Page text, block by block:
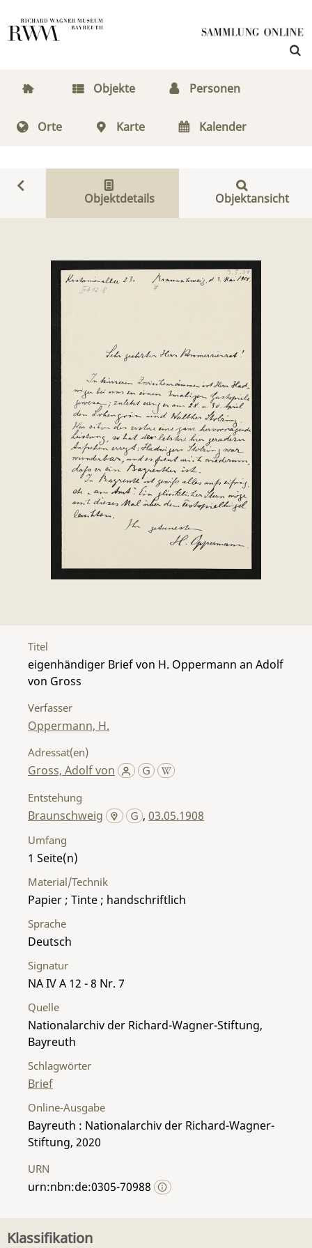
Objekte Personen
Orte Karte Kalender
Objektdetails Objektansicht
Titel
eigenhändiger Brief von H. Oppermann an Adolf
von Gross
Verfasser
Oppermann, H.
Adressat(en)
Gross, Adolf von
Entstehung
Braunschweig ,03.05.1908
Umfang
1
Material/Technik
Papier ; Tinte ; handschriftlich
Sprache
Deutsch
Signatur
NA IV A 12 - 8 Nr. 7
Quelle
Nationalarchiv der Richard-Wagner-Stiftung,
Bayreuth
Schlagwörter
Brief
Online-Ausgabe
Bayreuth : Nationalarchiv der Richard-Wagner-
Stiftung, 2020
URN
urn:nbn:de:0305-70988
Klassifikation